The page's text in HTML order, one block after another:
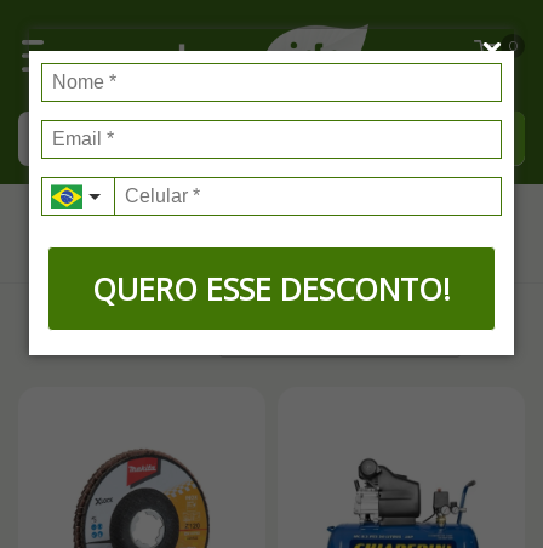
QUERO ESSE DESCONTO!
0
Construção Civil
FILTRAR